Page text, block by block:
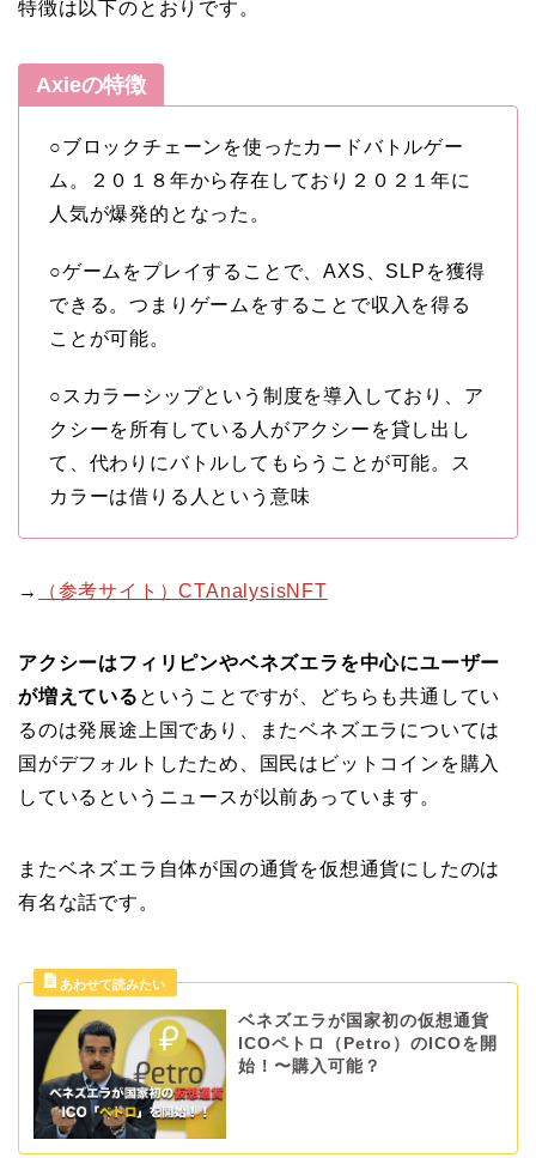
特徴は以下のとおりです。
Axieの特徴
○ブロックチェーンを使ったカードバトルゲー
ム。２０１８年から存在しており２０２１年に
人気が爆発的となった。
○ゲームをプレイすることで、AXS、SLPを獲得
できる。つまりゲームをすることで収入を得る
ことが可能。
○スカラーシップという制度を導入しており、ア
クシーを所有している人がアクシーを貸し出し
て、代わりにバトルしてもらうことが可能。ス
カラーは借りる人という意味
→ （参考サイト）CTAnalysisNFT
アクシーはフィリピンやベネズエラを中心にユーザー
が増えている ということですが、どちらも共通してい
るのは発展途上国であり、またベネズエラについては
国がデフォルトしたため、国民はビットコインを購入
しているというニュースが以前あっています。
またベネズエラ自体が国の通貨を仮想通貨にしたのは
有名な話です。
ベネズエラが国家初の仮想通貨
ICOペトロ（Petro）のICOを開
始！〜購入可能？